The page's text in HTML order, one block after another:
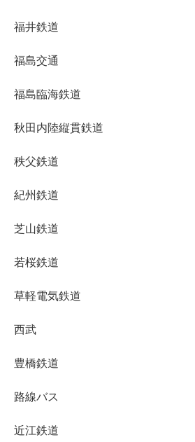
福井鉄道
福島交通
福島臨海鉄道
秋田内陸縦貫鉄道
秩父鉄道
紀州鉄道
芝山鉄道
若桜鉄道
草軽電気鉄道
西武
豊橋鉄道
路線バス
近江鉄道